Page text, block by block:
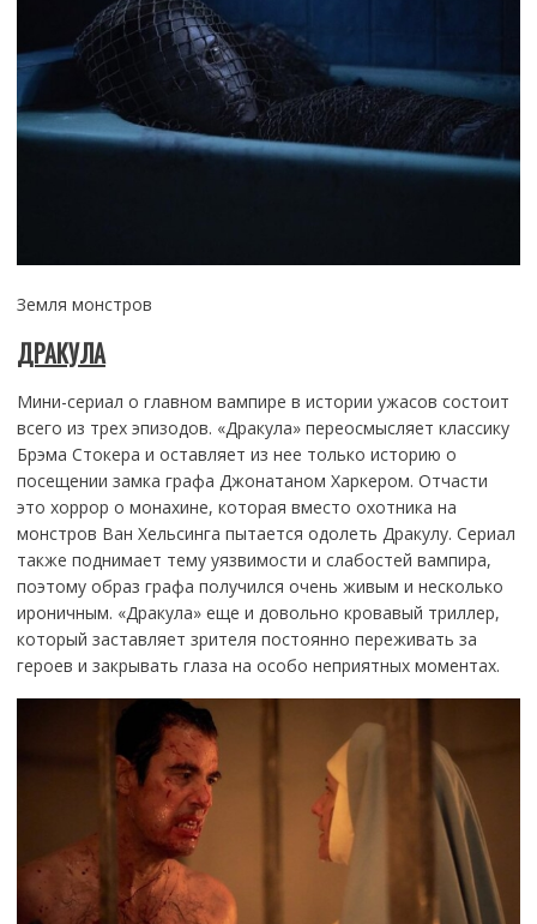
Земля монстров
ДРАКУЛА
Мини-сериал о главном вампире в истории ужасов состоит
всего из трех эпизодов. «Дракула» переосмысляет классику
Брэма Стокера и оставляет из нее только историю о
посещении замка графа Джонатаном Харкером. Отчасти
это хоррор о монахине, которая вместо охотника на
монстров Ван Хельсинга пытается одолеть Дракулу. Сериал
также поднимает тему уязвимости и слабостей вампира,
поэтому образ графа получился очень живым и несколько
ироничным. «Дракула» еще и довольно кровавый триллер,
который заставляет зрителя постоянно переживать за
героев и закрывать глаза на особо неприятных моментах.